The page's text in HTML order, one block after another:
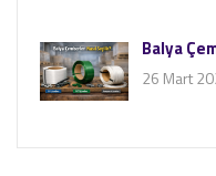
Balya
26 Mart